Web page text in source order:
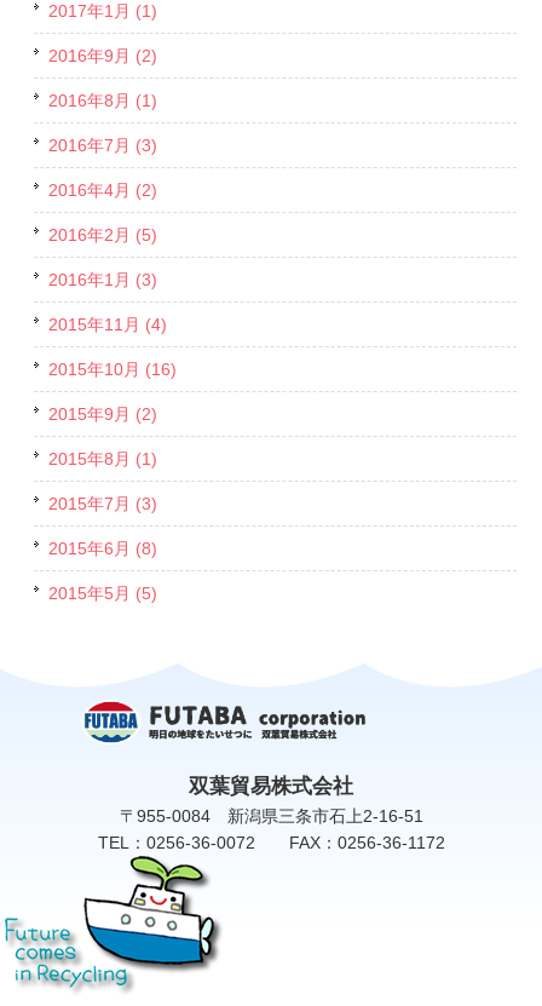
2017年1月 (1)
2016年9月 (2)
2016年8月 (1)
2016年7月 (3)
2016年4月 (2)
2016年2月 (5)
2016年1月 (3)
2015年11月 (4)
2015年10月 (16)
2015年9月 (2)
2015年8月 (1)
2015年7月 (3)
2015年6月 (8)
2015年5月 (5)
双葉貿易株式会社
〒955-0084 新潟県三条市石上2-16-51
TEL：0256-36-0072 FAX：0256-36-1172